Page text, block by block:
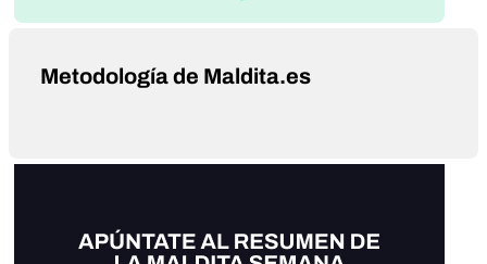
Metodología de Maldita.es